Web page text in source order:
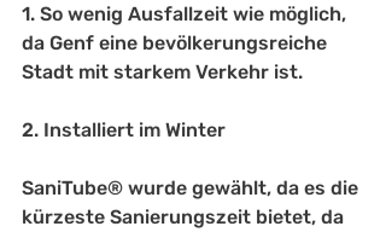
1. So wenig Ausfallzeit wie möglich,
da Genf eine bevölkerungsreiche
Stadt mit starkem Verkehr ist.
2. Installiert im Winter
SaniTube® wurde gewählt, da es die
kürzeste Sanierungszeit bietet, da